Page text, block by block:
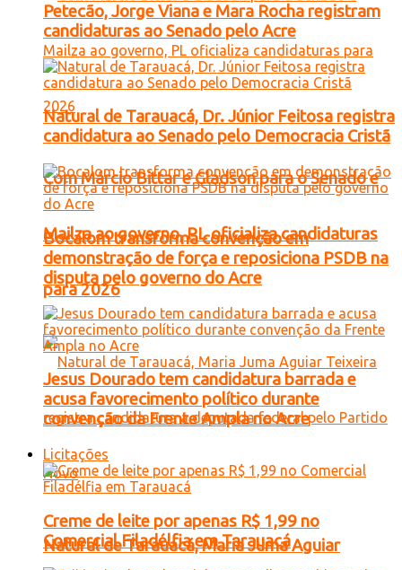
Com Márcio Bittar e Gladson para o Senado e
Mailza ao governo, PL oficializa candidaturas
para 2026
Natural de Tarauacá, Maria Juma Aguiar
Petecão, Jorge Viana e Mara Rocha registram
candidaturas ao Senado pelo Acre
Natural de Tarauacá, Dr. Júnior Feitosa registra
candidatura ao Senado pelo Democracia Cristã
Bocalom transforma convenção em
demonstração de força e reposiciona PSDB na
disputa pelo governo do Acre
Jesus Dourado tem candidatura barrada e
acusa favorecimento político durante
convenção da Frente Ampla no Acre
Licitações
Creme de leite por apenas R$ 1,99 no
Comercial Filadélfia em Tarauacá